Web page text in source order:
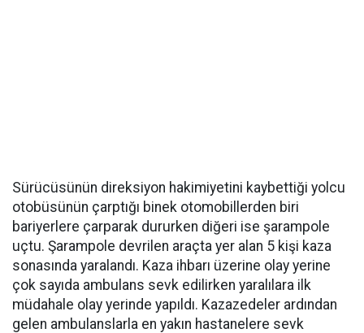
Sürücüsünün direksiyon hakimiyetini kaybettiği yolcu
otobüsünün çarptığı binek otomobillerden biri
bariyerlere çarparak dururken diğeri ise şarampole
uçtu. Şarampole devrilen araçta yer alan 5 kişi kaza
sonasında yaralandı. Kaza ihbarı üzerine olay yerine
çok sayıda ambulans sevk edilirken yaralılara ilk
müdahale olay yerinde yapıldı. Kazazedeler ardından
gelen ambulanslarla en yakın hastanelere sevk